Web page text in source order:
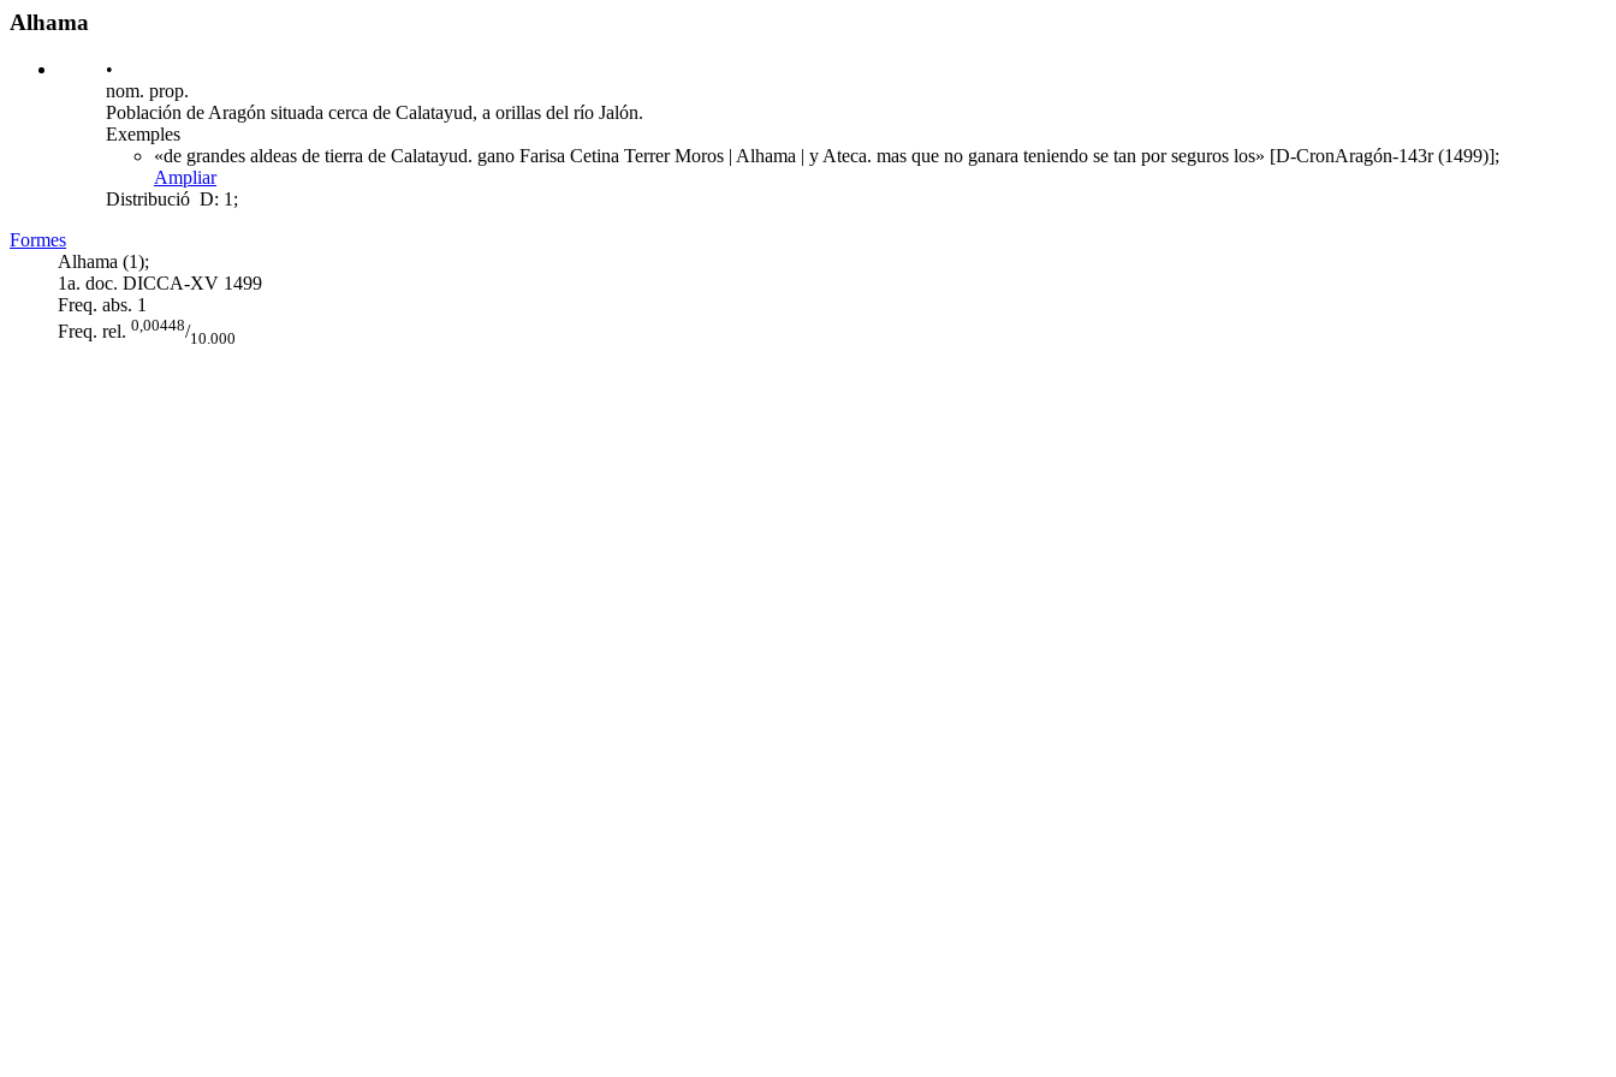
Alhama
•
nom. prop.
Población de Aragón situada cerca de Calatayud, a orillas del río Jalón.
Exemples
«de grandes aldeas de tierra de Calatayud. gano Farisa Cetina Terrer Moros | Alhama | y Ateca. mas que no ganara teniendo se tan por seguros los» [D-CronAragón-143r (1499)];
Ampliar
Distribució D: 1;
Formes
Alhama (1);
1a. doc. DICCA-XV 1499
Freq. abs. 1
Freq. rel. 0,00448/10.000